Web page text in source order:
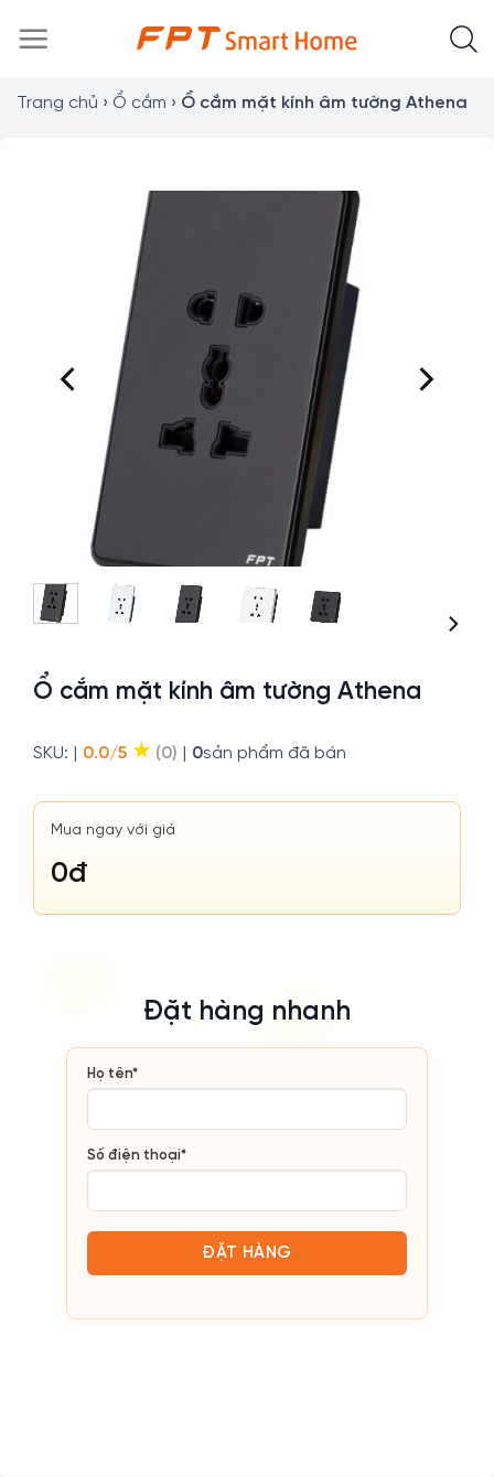
đến
dungTrang chủ › Ổ cắm › Ổ cắm mặt kính âm tường Athena
Ổ cắm mặt kính âm tường Athena
SKU: 0.0/5 ★ (0) 0sản phẩm đã bán
Mua ngay với giá
0đ
Đặt hàng nhanh
Họ tên*
Số điện thoại*